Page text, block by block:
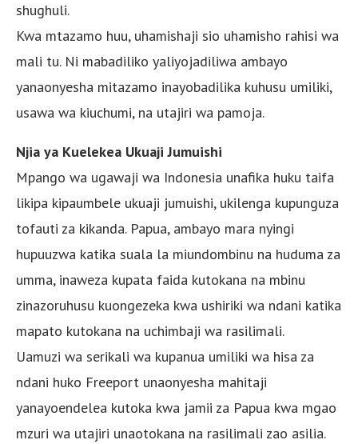
shughuli.
Kwa mtazamo huu, uhamishaji sio uhamisho rahisi wa
mali tu. Ni mabadiliko yaliyojadiliwa ambayo
yanaonyesha mitazamo inayobadilika kuhusu umiliki,
usawa wa kiuchumi, na utajiri wa pamoja.
Njia ya Kuelekea Ukuaji Jumuishi
Mpango wa ugawaji wa Indonesia unafika huku taifa
likipa kipaumbele ukuaji jumuishi, ukilenga kupunguza
tofauti za kikanda. Papua, ambayo mara nyingi
hupuuzwa katika suala la miundombinu na huduma za
umma, inaweza kupata faida kutokana na mbinu
zinazoruhusu kuongezeka kwa ushiriki wa ndani katika
mapato kutokana na uchimbaji wa rasilimali.
Uamuzi wa serikali wa kupanua umiliki wa hisa za
ndani huko Freeport unaonyesha mahitaji
yanayoendelea kutoka kwa jamii za Papua kwa mgao
mzuri wa utajiri unaotokana na rasilimali zao asilia.